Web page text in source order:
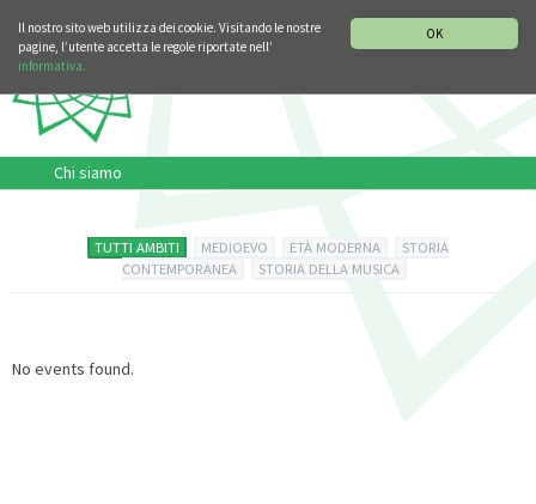
OK
Il nostro sito web utilizza dei cookie. Visitando le nostre
pagine, l’utente accetta le regole riportate nell’
informativa.
Chi siamo
TUTTI AMBITI MEDIOEVO ETÀ MODERNA
STORIA
CONTEMPORANEA
STORIA DELLA MUSICA
No events found.